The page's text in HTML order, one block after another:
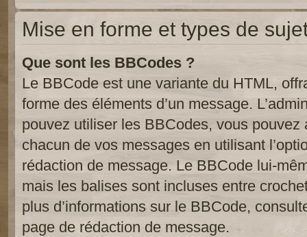
Mise en forme et types de
Que sont les BBCodes ?
Le BBCode est une variante du HTML,
forme des éléments d’un message.
pouvez utiliser les BBCodes, vous
chacun de vos messages en utilisant
rédaction de message. Le BBCode lui-
mais les balises sont incluses entre
plus d’informations sur le BBCode,
page de rédaction de message.